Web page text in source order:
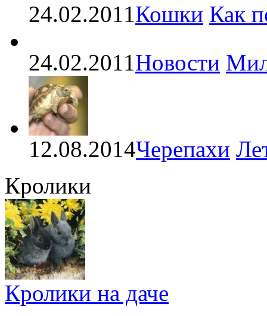
24.02.2011Кошки Как
24.02.2011Новости
12.08.2014Черепахи
Кролики
Кролики на даче